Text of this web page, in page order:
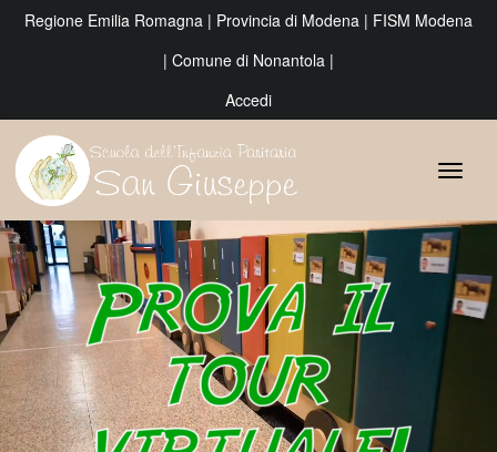
Regione Emilia Romagna | Provincia di Modena | FISM Modena
| Comune di Nonantola |
Accedi
Video
Player